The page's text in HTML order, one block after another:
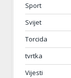
Sport
Svijet
Torcida
tvrtka
Vijesti